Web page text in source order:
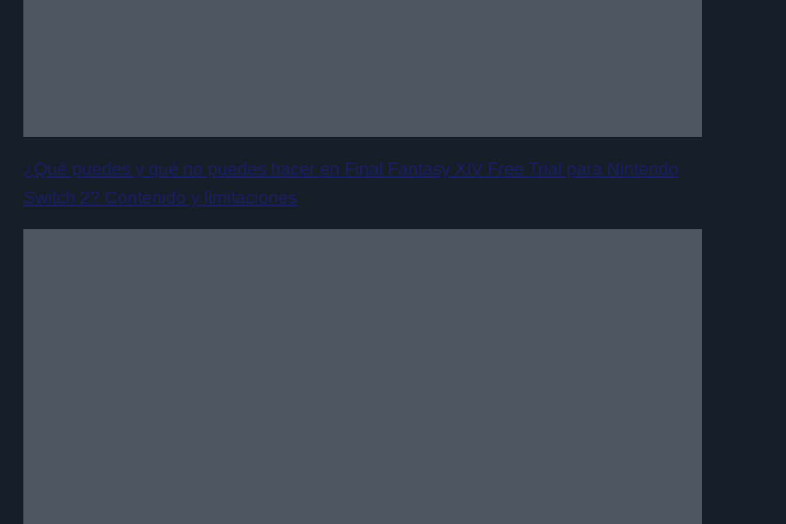
¿Qué puedes y qué no puedes hacer en Final Fantasy XIV Free Trial para Nintendo
Switch 2? Contenido y limitaciones